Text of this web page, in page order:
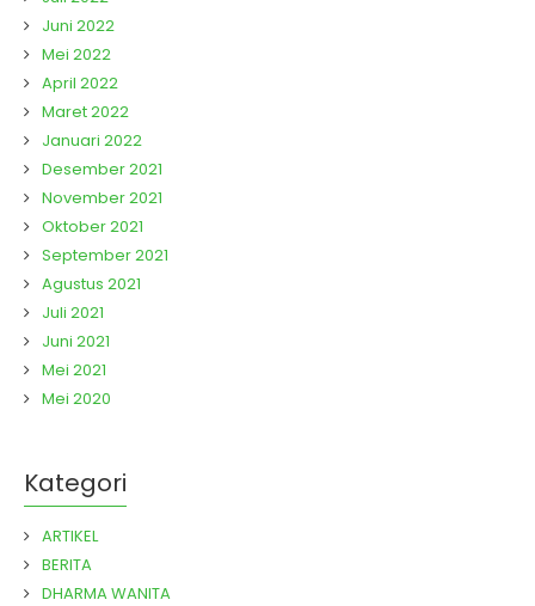
Juni 2022
Mei 2022
April 2022
Maret 2022
Januari 2022
Desember 2021
November 2021
Oktober 2021
September 2021
Agustus 2021
Juli 2021
Juni 2021
Mei 2021
Mei 2020
Kategori
ARTIKEL
BERITA
DHARMA WANITA